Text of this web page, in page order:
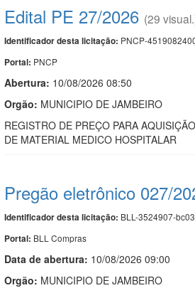
Edital PE 27/2026 (29
Identificador desta licitação: PNCP-
Portal: PNCP
Abertura: 10/08/2026 08:50
Orgão: MUNICIPIO DE JAMBEIRO
REGISTRO DE PREÇO PARA
DE MATERIAL MEDICO HOSPITALAR
Pregão eletrônico 027/
Identificador desta licitação: BLL-3524907-
Portal: BLL Compras
Data de abertura: 10/08/2026 09:00
Orgão: MUNICIPIO DE JAMBEIRO